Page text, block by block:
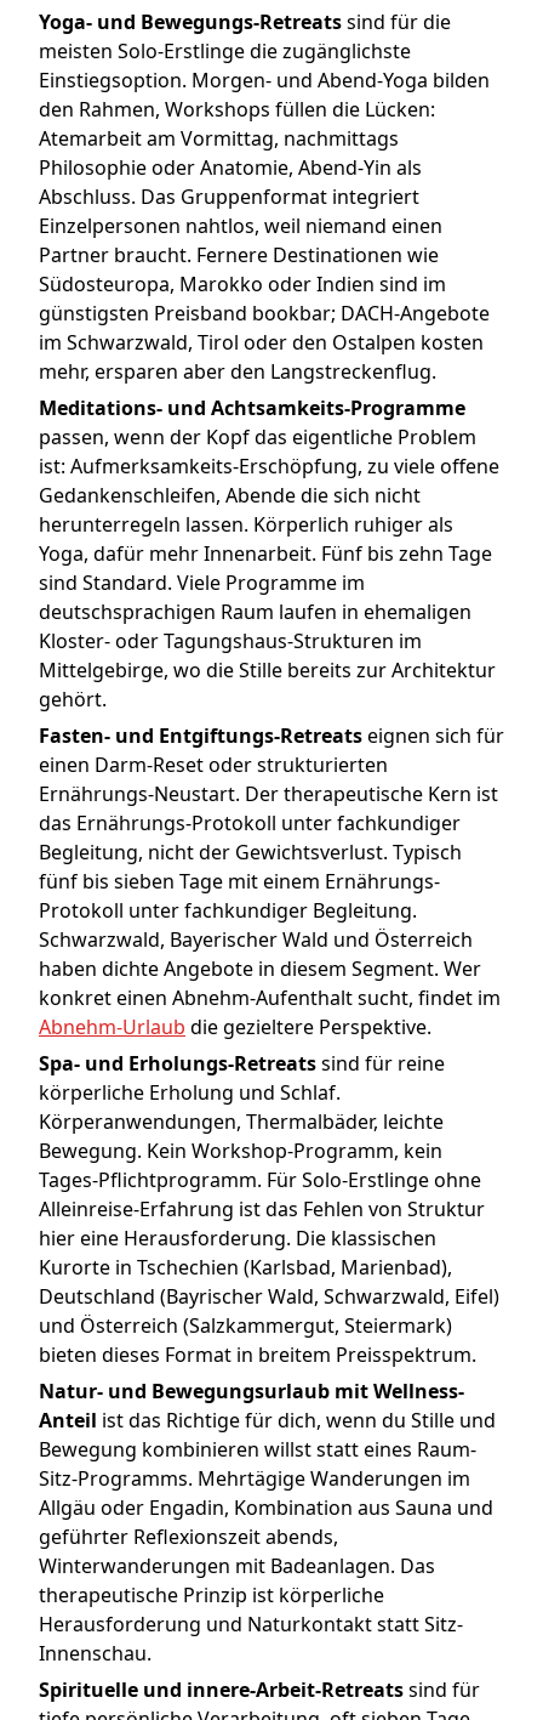
Yoga- und Bewegungs-Retreatssind für die
meisten Solo-Erstlinge die zugänglichste
Einstiegsoption. Morgen- und Abend-Yoga bilden
den Rahmen, Workshops füllen die Lücken:
Atemarbeit am Vormittag, nachmittags
Philosophie oder Anatomie, Abend-Yin als
Abschluss. Das Gruppenformat integriert
Einzelpersonen nahtlos, weil niemand einen
Partner braucht. Fernere Destinationen wie
Südosteuropa, Marokko oder Indien sind im
günstigsten Preisband bookbar; DACH-Angebote
im Schwarzwald, Tirol oder den Ostalpen kosten
mehr, ersparen aber den Langstreckenflug.
Meditations- und Achtsamkeits-Programme
passen, wenn der Kopf das eigentliche Problem
ist: Aufmerksamkeits-Erschöpfung, zu viele offene
Gedankenschleifen, Abende die sich nicht
herunterregeln lassen. Körperlich ruhiger als
Yoga, dafür mehr Innenarbeit. Fünf bis zehn Tage
sind Standard. Viele Programme im
deutschsprachigen Raum laufen in ehemaligen
Kloster- oder Tagungshaus-Strukturen im
Mittelgebirge, wo die Stille bereits zur Architektur
gehört.
Fasten- und Entgiftungs-Retreatseignen sich für
einen Darm-Reset oder strukturierten
Ernährungs-Neustart. Der therapeutische Kern ist
das Ernährungs-Protokoll unter fachkundiger
Begleitung, nicht der Gewichtsverlust. Typisch
fünf bis sieben Tage mit einem Ernährungs-
Protokoll unter fachkundiger Begleitung.
Schwarzwald, Bayerischer Wald und Österreich
haben dichte Angebote in diesem Segment. Wer
konkret einen Abnehm-Aufenthalt sucht, findet im
Abnehm-Urlaub die gezieltere Perspektive.
Spa- und Erholungs-Retreatssind für reine
körperliche Erholung und Schlaf.
Körperanwendungen, Thermalbäder, leichte
Bewegung. Kein Workshop-Programm, kein
Tages-Pflichtprogramm. Für Solo-Erstlinge ohne
Alleinreise-Erfahrung ist das Fehlen von Struktur
hier eine Herausforderung. Die klassischen
Kurorte in Tschechien (Karlsbad, Marienbad),
Deutschland (Bayrischer Wald, Schwarzwald, Eifel)
und Österreich (Salzkammergut, Steiermark)
bieten dieses Format in breitem Preisspektrum.
Natur- und Bewegungsurlaub mit Wellness-
Anteil ist das Richtige für dich, wenn du Stille und
Bewegung kombinieren willst statt eines Raum-
Sitz-Programms. Mehrtägige Wanderungen im
Allgäu oder Engadin, Kombination aus Sauna und
geführter Reflexionszeit abends,
Winterwanderungen mit Badeanlagen. Das
therapeutische Prinzip ist körperliche
Herausforderung und Naturkontakt statt Sitz-
Innenschau.
Spirituelle und innere-Arbeit-Retreatssind für